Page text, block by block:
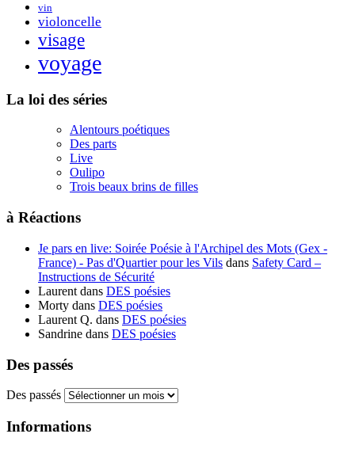
vin
violoncelle
visage
voyage
La loi des séries
Alentours poétiques
Des parts
Live
Oulipo
Trois beaux brins de filles
à Réactions
Je pars en live: Soirée Poésie à l'Archipel des Mots (Gex -
France) - Pas d'Quartier pour les Vils dans Safety Card –
Instructions de Sécurité
Laurent dans DES poésies
Morty dans DES poésies
Laurent Q. dans DES poésies
Sandrine dans DES poésies
Des passés
Des passés
Informations